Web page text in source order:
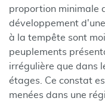
proportion minimale
développement
à la tempête sont
peuplements
irrégulière que dans
étages. Ce constat
menées dans une